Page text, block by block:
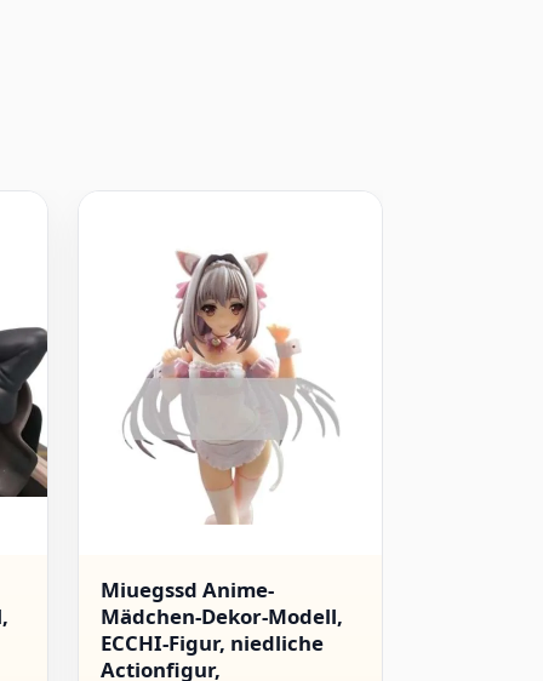
Miuegssd Anime-
Mädchen-Dekor-Modell,
ECCHI-Figur, niedliche
Actionfigur,